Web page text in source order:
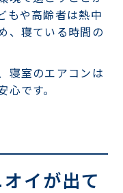
もや高齢者は熱中
、寝ている時間の
寝室のエアコンは
です。
イが出て